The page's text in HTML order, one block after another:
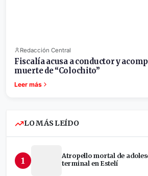
Redacción Central
Fiscalía acusa a conductor y
muerte de “Colochito”
Leer más
LO MÁS LEÍDO
1
Atropello mortal de
terminal en Estelí